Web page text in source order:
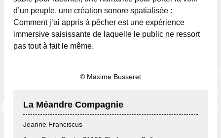
d’un peuple, une création sonore spatialisée :
Comment j’ai appris à pêcher est une expérience
immersive saisissante de laquelle le public ne ressort
pas tout à fait le même.
© Maxime Busseret
La Méandre Compagnie
Jeanne Franciscus